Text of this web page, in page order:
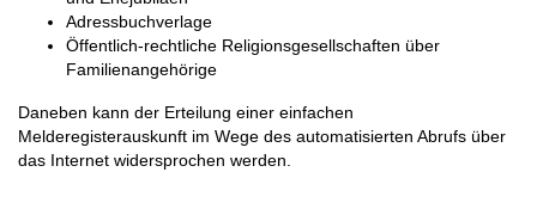
Adressbuchverlage
Öffentlich-rechtliche Religionsgesellschaften über
Familienangehörige
Daneben kann der Erteilung einer einfachen
Melderegisterauskunft im Wege des automatisierten Abrufs über
das Internet widersprochen werden.